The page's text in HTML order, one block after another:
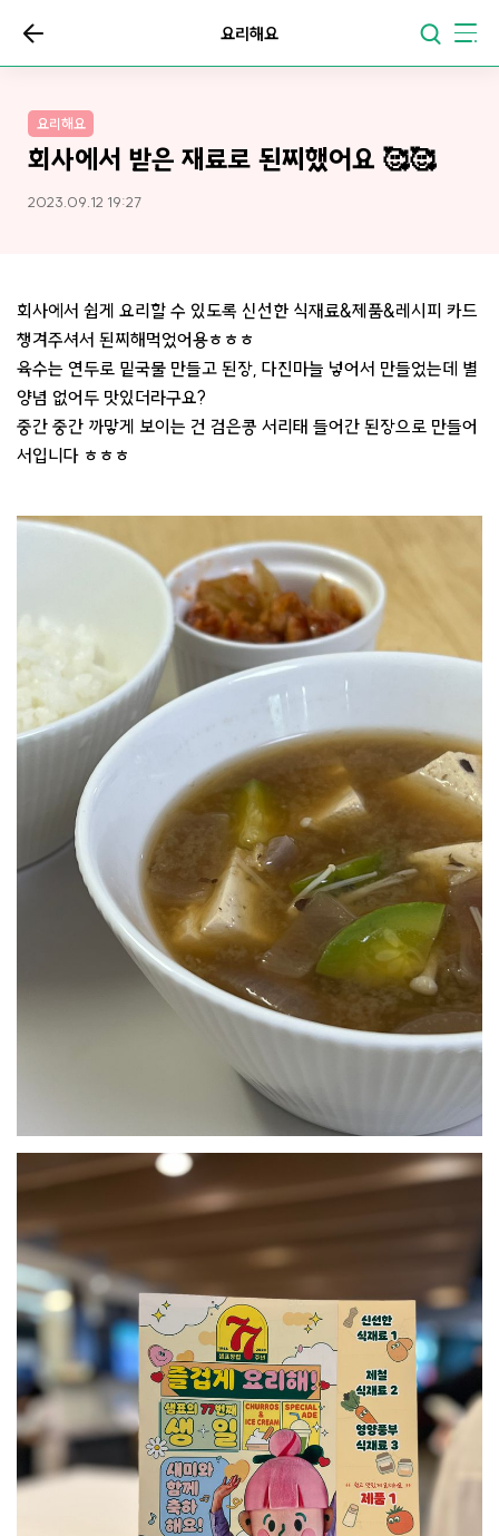
요리해요
요리해요
회사에서 받은 재료로 된찌했어요 🥰🥰
2023.09.12 19:27
회사에서 쉽게 요리할 수 있도록 신선한 식재료&제품&레시피 카드
챙겨주셔서 된찌해먹었어용ㅎㅎㅎ
육수는 연두로 밑국물 만들고 된장, 다진마늘 넣어서 만들었는데 별
양념 없어두 맛있더라구요?
중간 중간 까맣게 보이는 건 검은콩 서리태 들어간 된장으로 만들어
서입니다 ㅎㅎㅎ